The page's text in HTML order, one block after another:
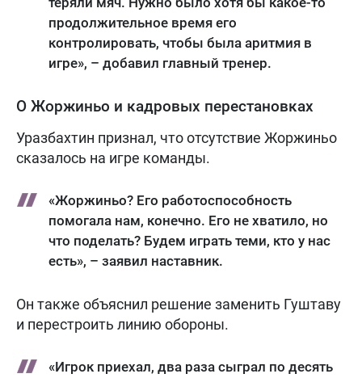
продолжительное время его
контролировать, чтобы была аритмия в
игре», – добавил главный тренер.
О Жоржиньо и кадровых перестановках
Уразбахтин признал, что отсутствие Жоржиньо
сказалось на игре команды.
«Жоржиньо? Его работоспособность
помогала нам, конечно. Его не хватило, но
что поделать? Будем играть теми, кто у нас
есть», – заявил наставник.
Он также объяснил решение заменить Гуштаву
и перестроить линию обороны.
«Игрок приехал, два раза сыграл по десять